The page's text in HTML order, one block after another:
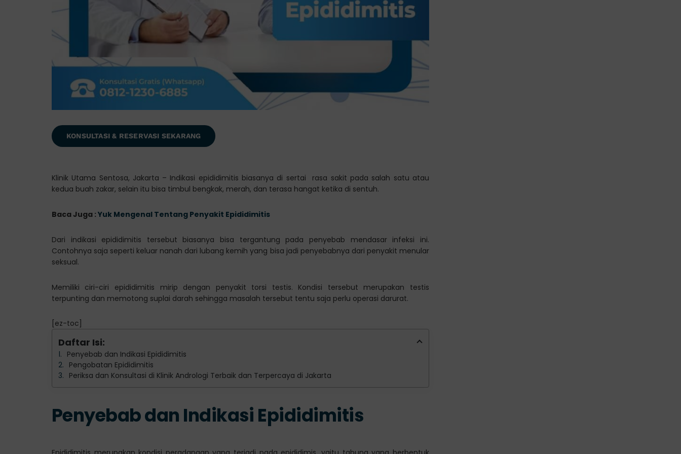
KONSULTASI & RESERVASI SEKARANG
Klinik Utama Sentosa, Jakarta – Indikasi epididimitis biasanya di sertai rasa sakit pada salah satu atau
kedua buah zakar, selain itu bisa timbul bengkak, merah, dan terasa hangat ketika di sentuh.
Baca Juga : Yuk Mengenal Tentang Penyakit Epididimitis
Dari indikasi epididimitis tersebut biasanya bisa tergantung pada penyebab mendasar infeksi ini.
Contohnya saja seperti keluar nanah dari lubang kemih yang bisa jadi penyebabnya dari penyakit menular
seksual.
Memiliki ciri-ciri epididimitis mirip dengan penyakit torsi testis. Kondisi tersebut merupakan testis
terpunting dan memotong suplai darah sehingga masalah tersebut tentu saja perlu operasi darurat.
[ez-toc]
Daftar Isi:
Penyebab dan Indikasi Epididimitis
Pengobatan Epididimitis
Periksa dan Konsultasi di Klinik Andrologi Terbaik dan Terpercaya di Jakarta
Penyebab dan Indikasi Epididimitis